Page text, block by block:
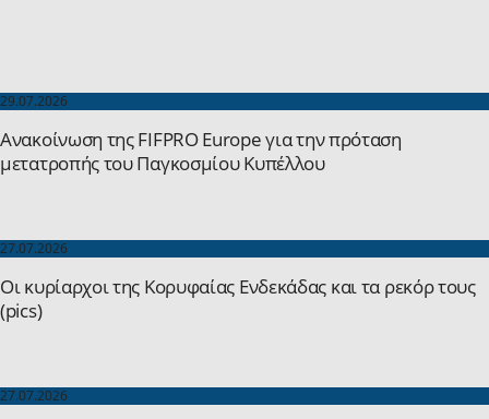
29.07.2026
Ανακοίνωση της FIFPRO Europe για την πρόταση
μετατροπής του Παγκοσμίου Κυπέλλου
27.07.2026
Οι κυρίαρχοι της Κορυφαίας Ενδεκάδας και τα ρεκόρ τους
(pics)
27.07.2026